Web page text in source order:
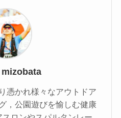
憑かれ様々なアウトドア
，公園遊びを愉しむ健康